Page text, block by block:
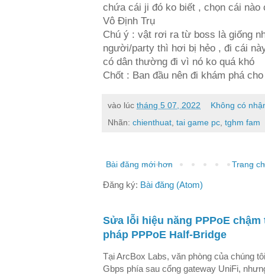
chứa cái ji đó ko biết , chọn cái nào
Vô Định Trụ
Chú ý : vật rơi ra từ boss là giống
người/party thì hơi bị hẻo , đi cái
có dân thường đi vì nó ko quá khó
Chốt : Ban đầu nên đi khám phá
vào lúc tháng 5 07, 2022
Không có
Nhãn: chienthuat tai game pc tghm fam
Bài đăng mới hơn Trang
Đăng ký: Bài đăng (Atom)
Sửa lỗi hiệu năng PPPoE
pháp PPPoE Half-Bridge
Tại ArcBox Labs, văn phòng của chúng
Gbps phía sau cổng gateway UniFi,